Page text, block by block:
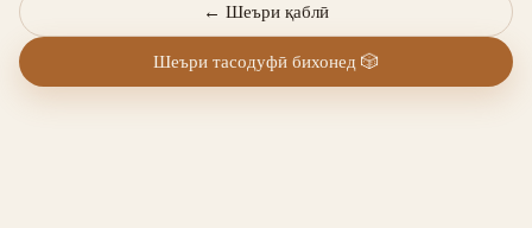
← Шеъри қаблӣ
Шеъри тасодуфӣ бихонед 🎲